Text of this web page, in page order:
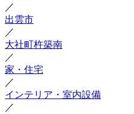
／
出雲市
／
大社町杵築南
／
家・住宅
／
インテリア・室内設備
／